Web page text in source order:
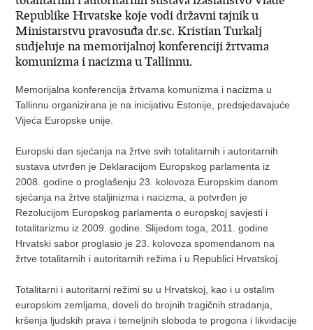
Republike Hrvatske koje vodi državni tajnik u
Ministarstvu pravosuđa dr.sc. Kristian Turkalj
sudjeluje na memorijalnoj konferenciji žrtvama
komunizma i nacizma u Tallinnu.
Memorijalna konferencija žrtvama komunizma i nacizma u
Tallinnu organizirana je na inicijativu Estonije, predsjedavajuće
Vijeća Europske unije.
Europski dan sjećanja na žrtve svih totalitarnih i autoritarnih
sustava utvrđen je Deklaracijom Europskog parlamenta iz
2008. godine o proglašenju 23. kolovoza Europskim danom
sjećanja na žrtve staljinizma i nacizma, a potvrđen je
Rezolucijom Europskog parlamenta o europskoj savjesti i
totalitarizmu iz 2009. godine. Slijedom toga, 2011. godine
Hrvatski sabor proglasio je 23. kolovoza spomendanom na
žrtve totalitarnih i autoritarnih režima i u Republici Hrvatskoj.
Totalitarni i autoritarni režimi su u Hrvatskoj, kao i u ostalim
europskim zemljama, doveli do brojnih tragičnih stradanja,
kršenja ljudskih prava i temeljnih sloboda te progona i likvidacije